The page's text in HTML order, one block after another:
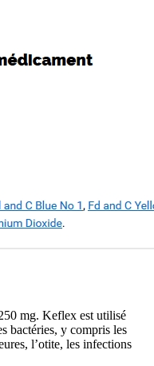
mg. Keflex est utilisé
bactéries, y compris les
l’otite, les infections